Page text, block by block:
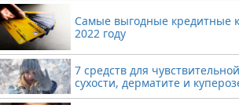
Самые выгодные кредитные
2022 году
7 средств для
сухости, дерматите и